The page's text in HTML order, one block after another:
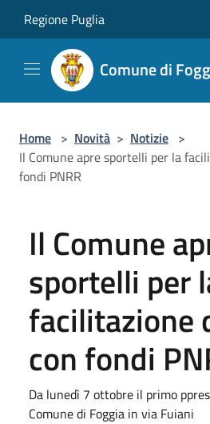
Regione Puglia
Comune di
Home > Novità > Notizie >
Il Comune apre sportelli per la
fondi PNRR
Il Comune
sportelli per
facilitazione
con fondi
Da lunedì 7 ottobre il primo
Comune di Foggia in via Fuiani